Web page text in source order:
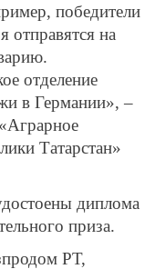
победители
отправятся на
отделение
в Германии», –
Татарстан»
диплома
приза.
РТ,